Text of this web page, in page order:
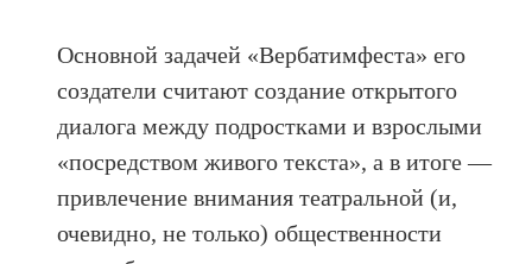
Основной задачей «Вербатимфеста» его
создатели считают создание открытого
диалога между подростками и взрослыми
«посредством живого текста», а в итоге —
привлечение внимания театральной (и,
очевидно, не только) общественности